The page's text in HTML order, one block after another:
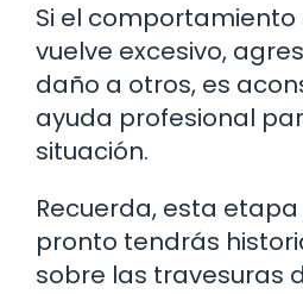
Si el
vuelve excesivo,
daño a otros, es
ayuda profesional
situación.
Recuerda, esta
pronto tendrás
sobre las travesuras